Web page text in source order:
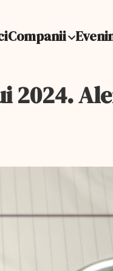
Companii
2024.